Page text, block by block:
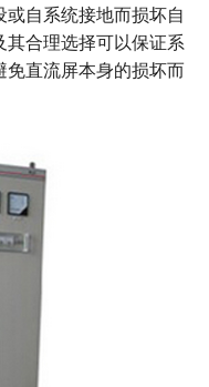
自系统接地而损坏自
合理选择可以保证系
直流屏本身的损坏而